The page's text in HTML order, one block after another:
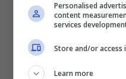
Personalised
content
services
Store and/or
Learn more